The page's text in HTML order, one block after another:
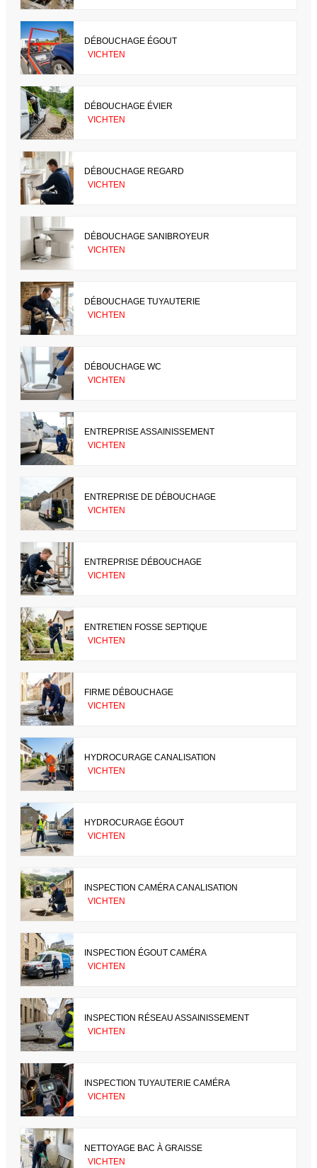
DÉBOUCHAGE ÉGOUT
VICHTEN
DÉBOUCHAGE ÉVIER
VICHTEN
DÉBOUCHAGE REGARD
VICHTEN
DÉBOUCHAGE SANIBROYEUR
VICHTEN
DÉBOUCHAGE TUYAUTERIE
VICHTEN
DÉBOUCHAGE WC
VICHTEN
ENTREPRISE ASSAINISSEMENT
VICHTEN
ENTREPRISE DE DÉBOUCHAGE
VICHTEN
ENTREPRISE DÉBOUCHAGE
VICHTEN
ENTRETIEN FOSSE SEPTIQUE
VICHTEN
FIRME DÉBOUCHAGE
VICHTEN
HYDROCURAGE CANALISATION
VICHTEN
HYDROCURAGE ÉGOUT
VICHTEN
INSPECTION CAMÉRA CANALISATION
VICHTEN
INSPECTION ÉGOUT CAMÉRA
VICHTEN
INSPECTION RÉSEAU ASSAINISSEMENT
VICHTEN
INSPECTION TUYAUTERIE CAMÉRA
VICHTEN
NETTOYAGE BAC À GRAISSE
VICHTEN